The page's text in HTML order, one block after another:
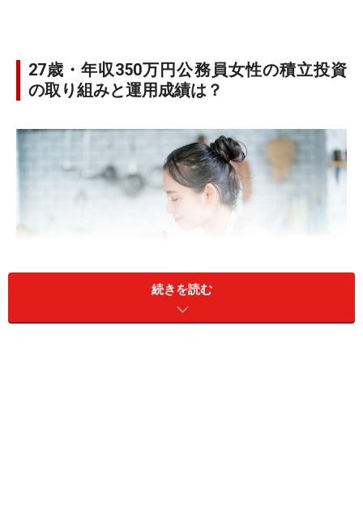
27歳・年収350万円公務員女性の積立投資
の取り組みと運用成績は？
続きを読む